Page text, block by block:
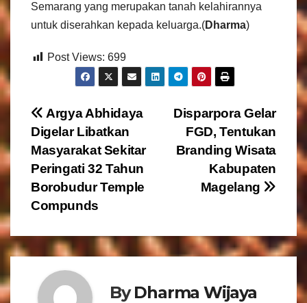
Semarang yang merupakan tanah kelahirannya
untuk diserahkan kepada keluarga.(Dharma)
Post Views: 699
N
a
v
i
g
a
s
Disparpora Gelar
FGD, Tentukan
Branding Wisata
Kabupaten
Magelang
Argya Abhidaya
Digelar Libatkan
Masyarakat Sekitar
Peringati 32 Tahun
Borobudur Temple
Compunds
ByDharma Wijaya